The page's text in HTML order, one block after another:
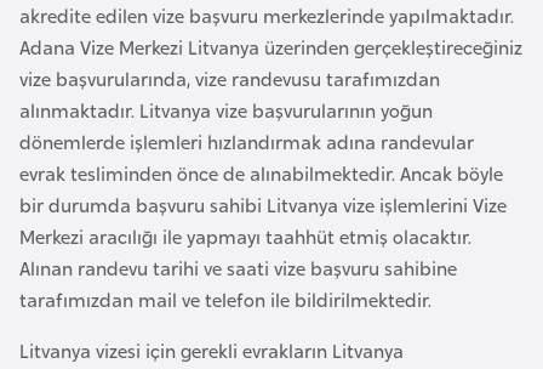
akredite edilen vize başvuru merkezlerinde yapılmaktadır.
Adana Vize Merkezi Litvanya üzerinden gerçekleştireceğiniz
vize başvurularında, vize randevusu tarafımızdan
alınmaktadır. Litvanya vize başvurularının yoğun
dönemlerde işlemleri hızlandırmak adına randevular
evrak tesliminden önce de alınabilmektedir. Ancak böyle
bir durumda başvuru sahibi Litvanya vize işlemlerini Vize
Merkezi aracılığı ile yapmayı taahhüt etmiş olacaktır.
Alınan randevu tarihi ve saati vize başvuru sahibine
tarafımızdan mail ve telefon ile bildirilmektedir.
Litvanya vizesi için gerekli evrakların Litvanya
Ç
i
n
D
a
n
i
m
r